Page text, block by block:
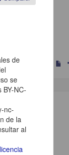
de
se
NC-
nc-
de la
al